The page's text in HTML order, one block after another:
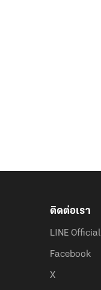
ติดต่อเรา
LINE Official
Facebook
X